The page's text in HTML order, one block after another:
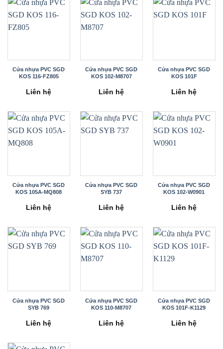
Cửa nhựa PVC SGD
KOS 116-FZ805
Liên hệ
Cửa nhựa PVC SGD
KOS 102-M8707
Liên hệ
Cửa nhựa PVC SGD
KOS 101F
Liên hệ
Cửa nhựa PVC SGD
KOS 105A-MQ808
Liên hệ
Cửa nhựa PVC SGD
SYB 737
Liên hệ
Cửa nhựa PVC SGD
KOS 102-W0901
Liên hệ
Cửa nhựa PVC SGD
SYB 769
Liên hệ
Cửa nhựa PVC SGD
KOS 110-M8707
Liên hệ
Cửa nhựa PVC SGD
KOS 101F-K1129
Liên hệ